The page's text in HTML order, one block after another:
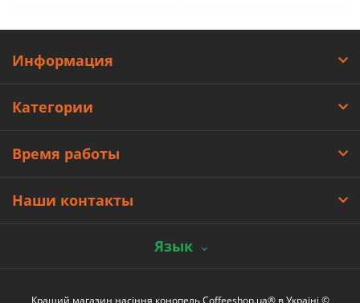
Информация
Категории
Время работы
Наши контакты
Язык
Кращий магазин насіння конопель Coffeeshop.ua® в Україні ©